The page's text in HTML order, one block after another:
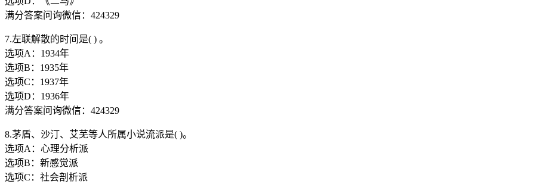
满分答案问询微信：424329
7.左联解散的时间是( ) 。
选项A：1934年
选项B：1935年
选项C：1937年
选项D：1936年
满分答案问询微信：424329
8.茅盾、沙汀、艾芜等人所属小说流派是( )。
选项A：心理分析派
选项B：新感觉派
选项C：社会剖析派